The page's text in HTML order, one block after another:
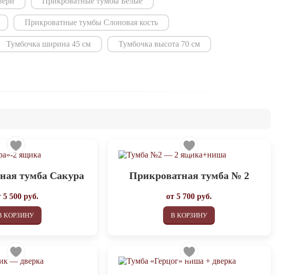
Прикроватные тумбы Слоновая кость
Тумбочка ширина 45 см Тумбочка высота 70 см
тумба Сакура
5 500 руб.
КОРЗИНУ
Прикроватная тумба № 2
от5 700 руб.
В КОРЗИНУ